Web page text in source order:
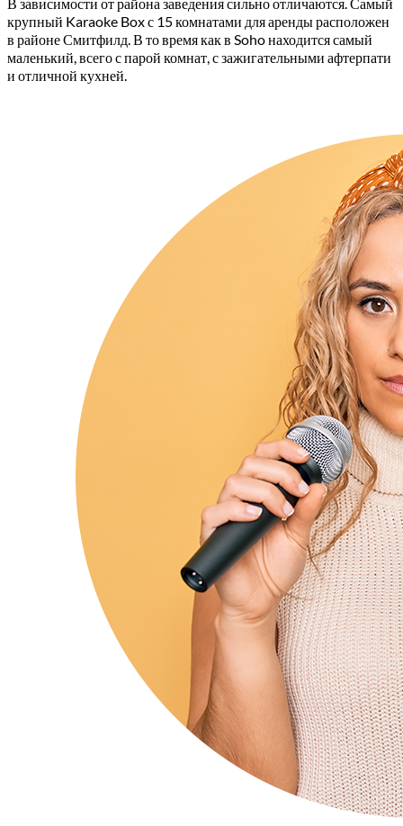
крупный Karaoke Box с 15 комнатами для аренды расположен
в районе Смитфилд. В то время как в Soho находится самый
маленький, всего с парой комнат, с зажигательными афтерпати
и отличной кухней.